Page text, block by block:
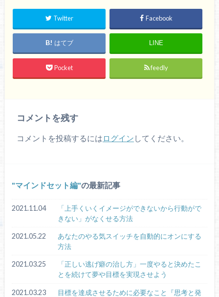
Twitter Facebook
はてブ LINE
Pocket feedly
コメントを残す
コメントを投稿するには ログイン してください。
マインドセット編 の最新記事
2021.11.04
「上手くいくイメージができないから行動がで
きない」がなくせる方法
2021.05.22
あなたのやる気スイッチを自動的にオンにする
方法
2021.03.25
「正しい逃げ癖の治し方」一度やると決めたこ
とを続けて夢や目標を実現させよう
2021.03.23
目標を達成させるために必要なこと『思考と発